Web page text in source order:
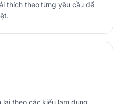
thích theo từng yêu cầu để
lại theo các kiểu lạm dụng